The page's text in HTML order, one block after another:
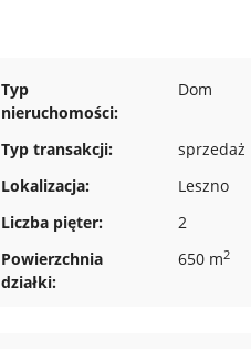
Typ
nieruchomości:
Dom
Typ transakcji: sprzedaż
Lokalizacja:
Leszno
Liczba pięter:
2
Powierzchnia
działki:
650 m2